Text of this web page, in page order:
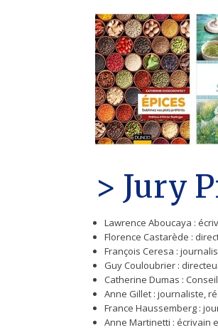
> Jury
Lawrence Aboucaya :
Florence Castarède :
François Ceresa :
Guy Couloubrier :
Catherine Dumas :
Anne Gillet : journaliste,
France Haussemberg :
Anne Martinetti : écrivain